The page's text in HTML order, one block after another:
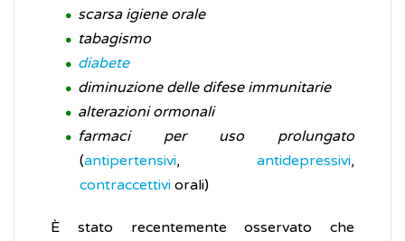
scarsa igiene orale
tabagismo
diabete
diminuzione delle difese immunitarie
alterazioni ormonali
farmaci per uso prolungato
(antipertensivi, antidepressivi,
contraccettivi orali)
È stato recentemente osservato che